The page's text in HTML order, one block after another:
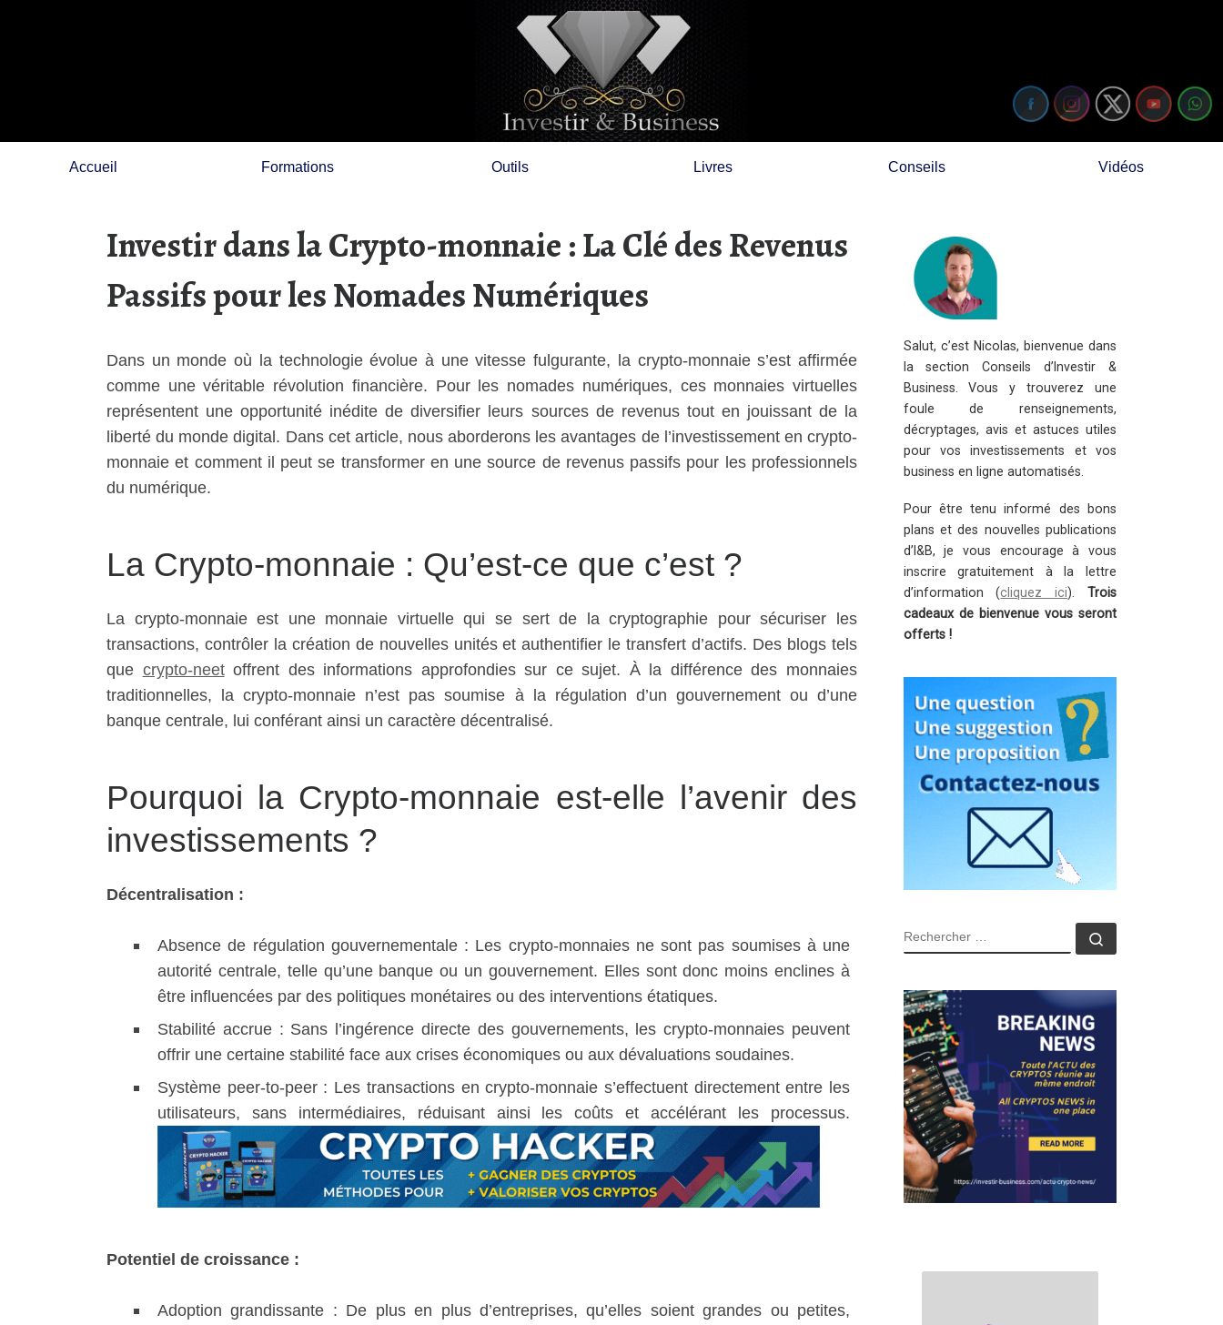
Accueil Formations Outils Livres Conseils Vidéos
Investir dans la Crypto-monnaie : La Clé des Revenus
Passifs pour les Nomades Numériques
Dans un monde où la technologie évolue à une vitesse fulgurante, la crypto-monnaie s’est affirmée
comme une véritable révolution financière. Pour les nomades numériques, ces monnaies virtuelles
représentent une opportunité inédite de diversifier leurs sources de revenus tout en jouissant de la
liberté du monde digital. Dans cet article, nous aborderons les avantages de l’investissement en crypto-
monnaie et comment il peut se transformer en une source de revenus passifs pour les professionnels
du numérique.
La Crypto-monnaie : Qu’est-ce que c’est ?
La crypto-monnaie est une monnaie virtuelle qui se sert de la cryptographie pour sécuriser les
transactions, contrôler la création de nouvelles unités et authentifier le transfert d’actifs. Des blogs tels
que crypto-neetoffrent des informations approfondies sur ce sujet. À la différence des monnaies
traditionnelles, la crypto-monnaie n’est pas soumise à la régulation d’un gouvernement ou d’une
banque centrale, lui conférant ainsi un caractère décentralisé.
Pourquoi la Crypto-monnaie est-elle l’avenir des
investissements ?
Décentralisation :
Absence de régulation gouvernementale : Les crypto-monnaies ne sont pas soumises à une
autorité centrale, telle qu’une banque ou un gouvernement. Elles sont donc moins enclines à
être influencées par des politiques monétaires ou des interventions étatiques.
Stabilité accrue : Sans l’ingérence directe des gouvernements, les crypto-monnaies peuvent
offrir une certaine stabilité face aux crises économiques ou aux dévaluations soudaines.
Système peer-to-peer : Les transactions en crypto-monnaie s’effectuent directement entre les
utilisateurs, sans intermédiaires, réduisant ainsi les coûts et accélérant les processus.
Potentiel de croissance :
Adoption grandissante : De plus en plus d’entreprises, qu’elles soient grandes ou petites,
Salut, c’est Nicolas, bienvenue dans
la section Conseils d’Investir &
Business. Vous y trouverez une
foule de renseignements,
décryptages, avis et astuces utiles
pour vos investissements et vos
business en ligne automatisés.
Pour être tenu informé des bons
plans et des nouvelles publications
d’I&B, je vous encourage à vous
inscrire gratuitement à la lettre
d’information (cliquez ici).Trois
cadeaux de bienvenue vous seront
offerts !
RECHERCHER